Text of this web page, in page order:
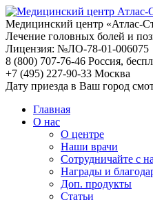
Медицинский центр «Атлас-
Лечение головных болей и
Лицензия: №ЛО-78-01-006075
8 (800) 707-76-46 Россия,
+7 (495) 227-90-33 Москва
Дату приезда в Ваш город
Главная
О нас
О центре
Наши врачи
Сотрудничайте с
Награды и
Доп. продукты
Статьи